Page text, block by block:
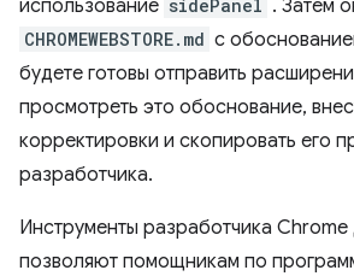
использование sidePanel . Затем
CHROMEWEBSTORE.md с
будете готовы отправить
просмотреть это обоснование,
корректировки и скопировать его
разработчика.
Инструменты разработчика Chrome
позволяют помощникам по